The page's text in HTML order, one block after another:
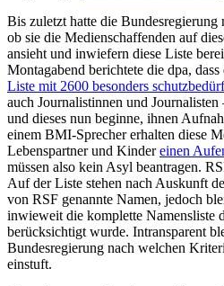
Bis zuletzt hatte die Bundesregierung
ob sie die Medienschaffenden auf
ansieht und inwiefern diese Liste
Montagabend berichtete die dpa,
Liste mit 2600 besonders
auch Journalistinnen und
und dieses nun beginne, ihnen
einem BMI-Sprecher erhalten diese
Lebenspartner und Kindereinen
müssen also kein Asyl beantragen.
Auf der Liste stehen nach Auskunft
von RSF genannte Namen, jedoch
inwieweit die komplette Namensliste
berücksichtigt wurde. Intransparent
Bundesregierung nach welchen
einstuft.